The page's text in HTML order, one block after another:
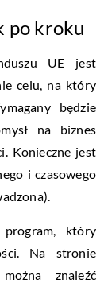
po kroku
UE jest
celu, na który
będzie
na biznes
Konieczne jest
i czasowego
który
Na stronie
znaleźć